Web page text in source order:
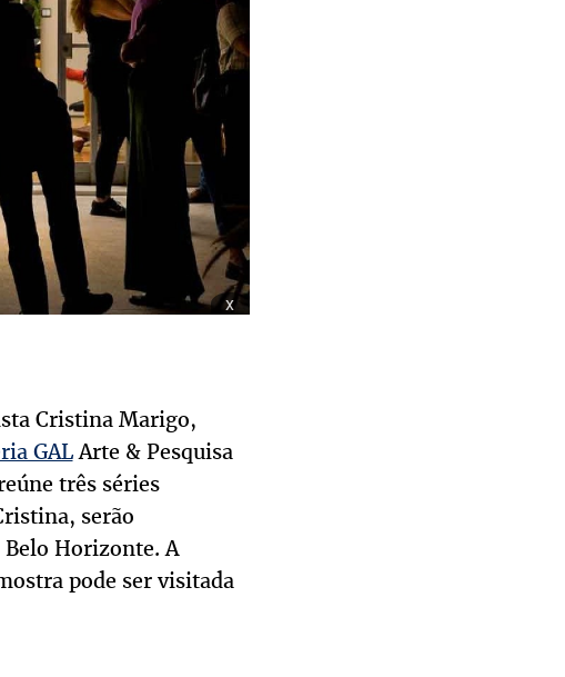
x
Cristina Marigo,
GALArte & Pesquisa
três séries
serão
Horizonte. A
pode ser visitada